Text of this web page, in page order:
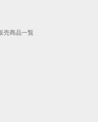
売商品一覧